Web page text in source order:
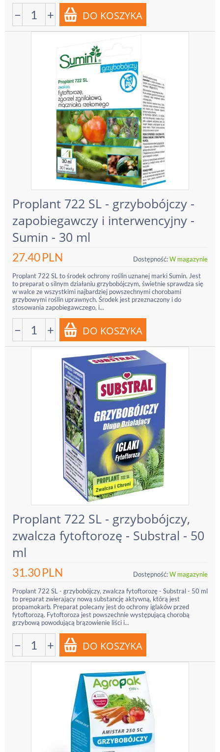
− +
Proplant 722 SL - grzybobójczy -
zapobiegawczy i interwencyjny -
Sumin - 30 ml
27.40PLN Dostępność:W magazynie
Proplant 722 SL to środek ochrony roślin uznanej marki Sumin. Jest
to preparat o silnym działaniu grzybobójczym, świetnie sprawdza się
w walce ze wszystkimi najbardziej powszechnymi chorobami
grzybowymi roślin uprawnych. Środek jest przeznaczony i do
stosowania zapobiegawczego, i...
− +
Proplant 722 SL - grzybobójczy,
zwalcza fytoftorozę - Substral - 50
ml
31.30PLN Dostępność:W magazynie
Proplant 722 SL - grzybobójczy, zwalcza fytoftorozę - Substral - 50 ml
to preparat zwierający nową substancję aktywną, którą jest
propamokarb. Preparat polecany jest do ochrony iglaków przed
fytoftorozą. Fytoftoroza jest powszechnie występującą chorobą
grzybową powodującą brązowienie liści i...
− +